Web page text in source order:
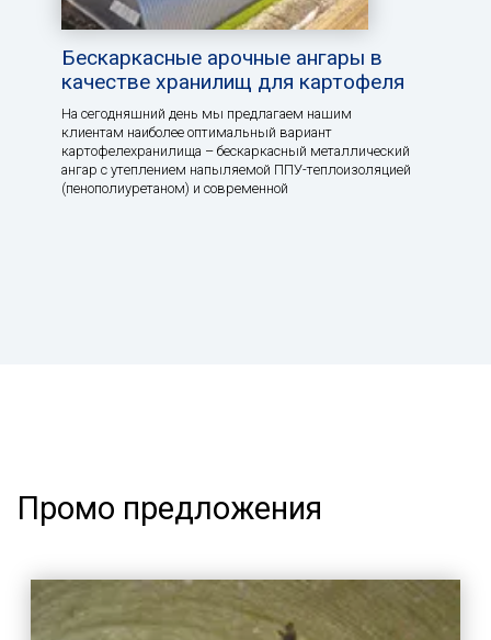
Бескаркасные арочные ангары в
качестве хранилищ для картофеля
На сегодняшний день мы предлагаем нашим
клиентам наиболее оптимальный вариант
картофелехранилища – бескаркасный металлический
ангар с утеплением напыляемой ППУ-теплоизоляцией
(пенополиуретаном) и современной
Промо предложения